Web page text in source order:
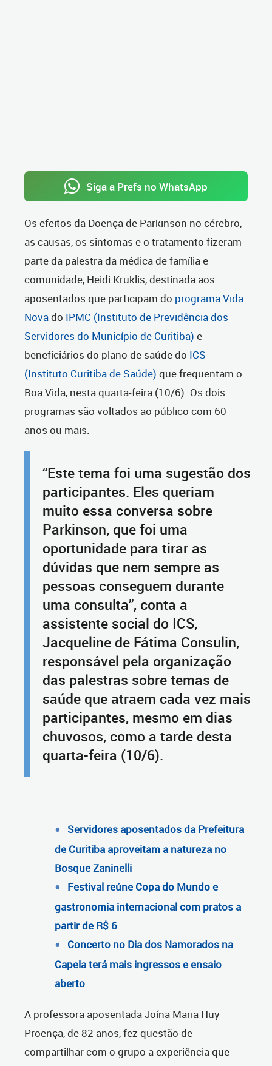
Siga a Prefs no WhatsApp
Os efeitos da Doença de Parkinson no cérebro,
as causas, os sintomas e o tratamento fizeram
parte da palestra da médica de família e
comunidade, Heidi Kruklis, destinada aos
aposentados que participam do programa Vida
Novado IPMC (Instituto de Previdência dos
Servidores do Município de Curitiba) e
beneficiários do plano de saúde do ICS
(Instituto Curitiba de Saúde) que frequentam o
Boa Vida, nesta quarta-feira (10/6). Os dois
programas são voltados ao público com 60
anos ou mais.
“Este tema foi uma sugestão dos
participantes. Eles queriam
muito essa conversa sobre
Parkinson, que foi uma
oportunidade para tirar as
dúvidas que nem sempre as
pessoas conseguem durante
uma consulta”, conta a
assistente social do ICS,
Jacqueline de Fátima Consulin,
responsável pela organização
das palestras sobre temas de
saúde que atraem cada vez mais
participantes, mesmo em dias
chuvosos, como a tarde desta
quarta-feira (10/6).
Servidores aposentados da Prefeitura
de Curitiba aproveitam a natureza no
Bosque Zaninelli
Festival reúne Copa do Mundo e
gastronomia internacional com pratos a
partir de R$ 6
Concerto no Dia dos Namorados na
Capela terá mais ingressos e ensaio
aberto
A professora aposentada Joína Maria Huy
Proença, de 82 anos, fez questão de
compartilhar com o grupo a experiência que